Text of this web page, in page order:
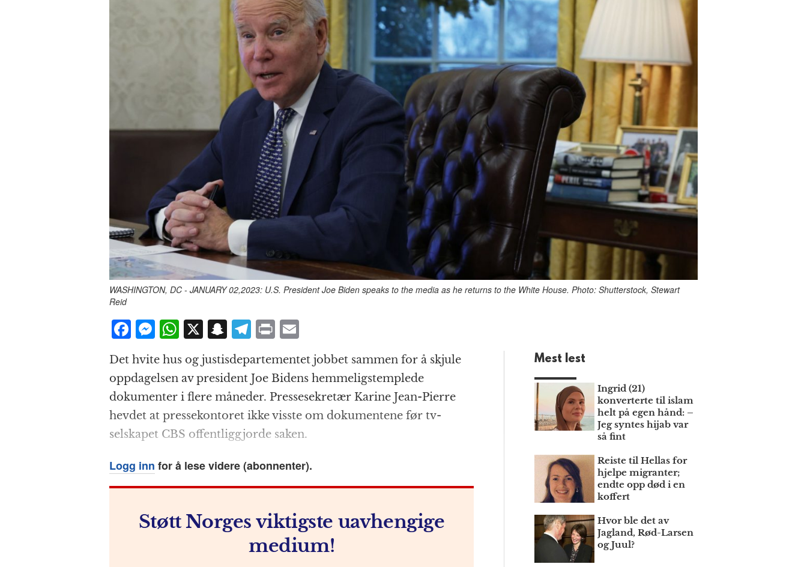
WASHINGTON, DC - JANUARY 02,2023: U.S. President Joe Biden speaks to the media as he returns to the White House. Photo: Shutterstock, Stewart
Reid
F
a
c
e
b
o
o
k
M
e
ss
e
n
g
e
r
W
at
s
A
p
p
X S
n
a
p
c
h
at
T
e
g
r
a
m
P
n
t
m
ai
l
Det hvite hus og justis­­departementet jobbet sammen for å skjule
oppdagelsen av president Joe Bidens hemmelig­­stemplede
dokumenter i flere måneder. Presse­­sekretær Karine Jean-Pierre
hevdet at presse­kontoret ikke visste om dokumentene før tv-
selskapet CBS offentlig­­gjorde saken.
Logg inn for å lese videre (abonnenter).
Støtt Norges viktigste uavhengige
medium!
Mest lest
Ingrid (21)
konverterte til islam
helt på egen hånd: –
Jeg syntes hijab var
så fint
Reiste til Hellas for
hjelpe migranter;
endte opp død i en
koffert
Hvor ble det av
Jagland, Rød-Larsen
og Juul?